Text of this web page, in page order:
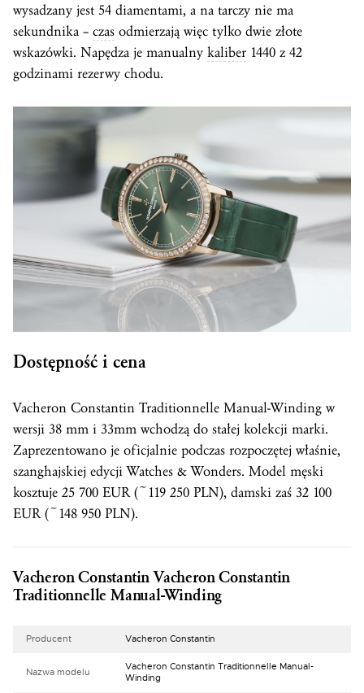
wysadzany jest 54 diamentami, a na tarczy nie ma
sekundnika – czas odmierzają więc tylko dwie złote
wskazówki. Napędza je manualny kaliber 1440 z 42
godzinami rezerwy chodu.
Dostępność i cena
Vacheron Constantin Traditionnelle Manual-Winding w
wersji 38 mm i 33mm wchodzą do stałej kolekcji marki.
Zaprezentowano je oficjalnie podczas rozpoczętej właśnie,
szanghajskiej edycji Watches & Wonders. Model męski
kosztuje 25 700 EUR (~119 250 PLN), damski zaś 32 100
EUR (~148 950 PLN).
Vacheron Constantin Vacheron Constantin
Traditionnelle Manual-Winding
Producent Vacheron Constantin
Nazwa modelu
Vacheron Constantin Traditionnelle Manual-
Winding